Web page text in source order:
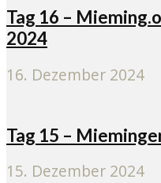
Tag 16 –
2024
16. Dezember 2024
Tag 15 –
15. Dezember 2024